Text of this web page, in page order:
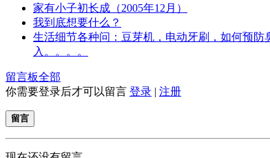
家有小子初长成（2005年12月）
我到底想要什么？
生活细节各种问：豆芽机，电动牙刷，如何预防
入。。。。
留言板全部
你需要登录后才可以留言 登录 | 注册
留言